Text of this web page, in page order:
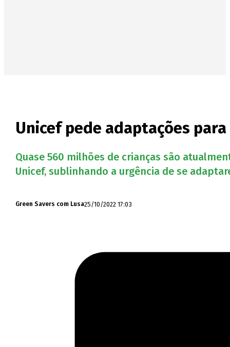
Unicef pede adaptações
Quase 560 milhões de crianças são
Unicef, sublinhando a urgência de se
Green Savers com Lusa25/10/2022 17:03